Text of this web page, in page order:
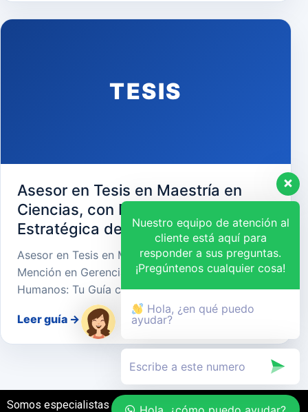
TESIS
Asesor en Tesis en Maestría en
Ciencias, con Mención en Gerencia
Estratégica de Recursos Humanos
Asesor en Tesis en Maestría en Ciencias, con
Mención en Gerencia Estratégica de Recursos
Humanos: Tu Guía cara…
Leer guía →
Somos especialistas en el desarrollo de tesis
Nuestro equipo de atención al
cliente está aquí para
responder a sus preguntas.
¡Pregúntenos cualquier cosa!
Hola, ¿en qué puedo
ayudar?